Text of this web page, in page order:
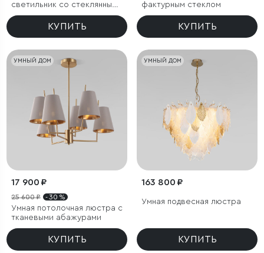
светильник со стеклянными
плафонами
КУПИТЬ
фактурным стеклом
КУПИТЬ
УМНЫЙ ДОМ
17 900 ₽
25 600 ₽ - 30 %
Умная потолочная люстра с
тканевыми абажурами
КУПИТЬ
УМНЫЙ ДОМ
163 800 ₽
Умная подвесная люстра
КУПИТЬ